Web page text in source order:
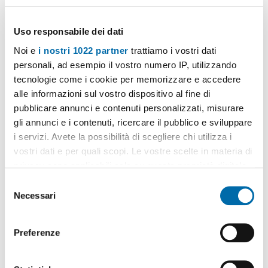
Uso responsabile dei dati
Noi e i nostri 1022 partner trattiamo i vostri dati
personali, ad esempio il vostro numero IP, utilizzando
tecnologie come i cookie per memorizzare e accedere
alle informazioni sul vostro dispositivo al fine di
pubblicare annunci e contenuti personalizzati, misurare
gli annunci e i contenuti, ricercare il pubblico e sviluppare
i servizi. Avete la possibilità di scegliere chi utilizza i
vostri dati e per quali scopi. Le vostre scelte in materia di
modificare o revocare il proprio consenso in qualsiasi
momento dalla Dichiarazione sui cookie o facendo clic
Necessari
Preferenze
Indirizzo postale:Via Fabio Filzi
Zona:Repubblica, Stazione Centrale
Comune:Milano
Provincia: Milano